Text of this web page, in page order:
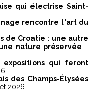
qui électrise Saint-
rencontre l'art du
de Croatie : une autre
nature préservée -
qui feront
des Champs-Élysées
2026